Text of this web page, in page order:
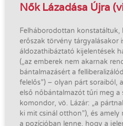
Nők Lázadása Újra
Felháborodottan konstatáltuk,
erőszak törvény tárgyalásakor
áldozathibáztató kijelentések
(„az emberek nem akarnak
bántalmazásért a
felelős”) – olyan párt soraiból,
első nőbántalmazót tűri meg a
komondor, vö. Lázár: „a
ki mit csinál otthon”), és amely
a pozícióban lenne, hogy a